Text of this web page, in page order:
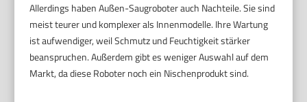
Allerdings haben Außen-Saugroboter auch Nachteile. Sie sind
meist teurer und komplexer als Innenmodelle. Ihre Wartung
ist aufwendiger, weil Schmutz und Feuchtigkeit stärker
beanspruchen. Außerdem gibt es weniger Auswahl auf dem
Markt, da diese Roboter noch ein Nischenprodukt sind.